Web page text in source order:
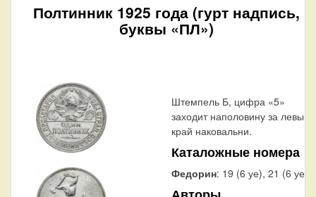
Полтинник 1925 года (гурт надпись,
буквы «ПЛ»)
Штемпель Б, цифра «5»
заходит наполовину за левый
край наковальни.
Каталожные номера
Федорин: 19 (6 уе), 21 (6 уе)